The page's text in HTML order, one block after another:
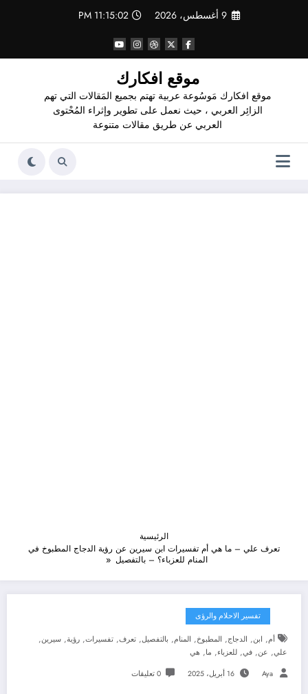
9 أغسطس، 2026 11:15:02 PM
موقع افكارك
موقع افكارك مَوسُوعة عربية تهتم بجميع المَقالات التي تهم
الزائِر العربي ، حيث نعمل على تطوير وإثراء المُحْتوى
العربي عن طريق مقالات متنوعة
الرئيسية
تعرف علي – ما هي أم تفسيرات ابن سيرين عن رؤية الدجاج المطبوخ في
المنام للعزباء؟ – بالتفصيل
تفسير الاحلام والرؤى
أم, ابن, الدجاج, المطبوخ, المنام, بالتفصيل, تعرف, تفسيرات, رؤية, سيرين,
علي, عن, في, للعزباء, ما, هي
Aya 16 أبريل، 2025 0 تعليقات